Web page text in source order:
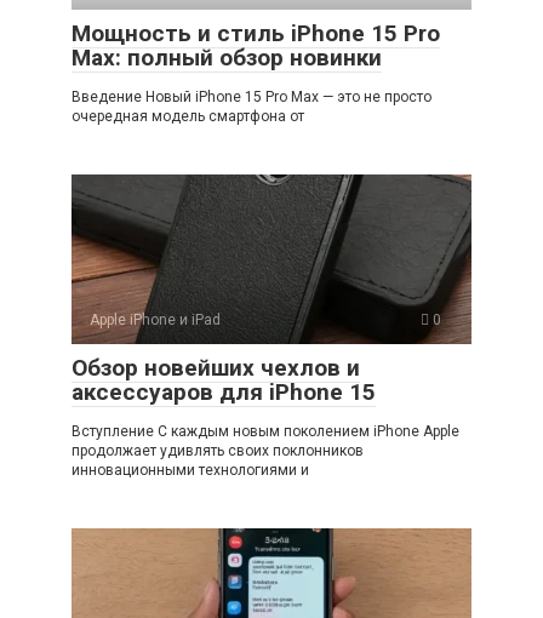
Мощность и стиль iPhone 15 Pro
Max: полный обзор новинки
Введение Новый iPhone 15 Pro Max — это не просто
очередная модель смартфона от
Apple iPhone и iPad 0
Обзор новейших чехлов и
аксессуаров для iPhone 15
Вступление С каждым новым поколением iPhone Apple
продолжает удивлять своих поклонников
инновационными технологиями и